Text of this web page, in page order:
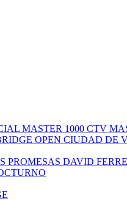
MASTER 1000 CTV
OPEN CIUDAD DE
PROMESAS DAVID